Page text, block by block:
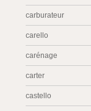
carburateur
carello
carénage
carter
castello